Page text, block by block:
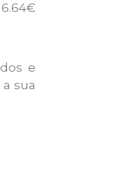
e
sua